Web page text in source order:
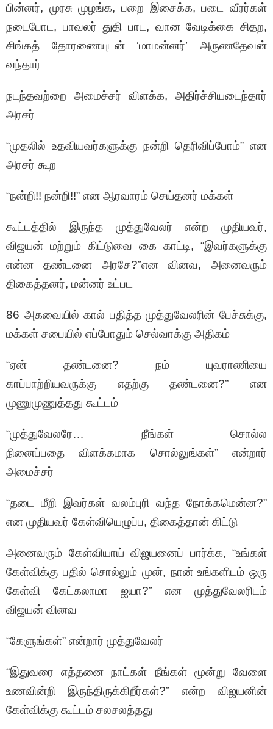
பின்னர், முரசு முழங்க, பறை இசைக்க, படை வீரர்கள்
நடைபோட, பாவலர் துதி பாட, வான வேடிக்கை சிதற,
சிங்கத் தோரணையுடன் ‘மாமன்னர்’ அருணதேவன்
வந்தார்
நடந்தவற்றை அமைச்சர் விளக்க, அதிர்ச்சியடைந்தார்
அரசர்
“முதலில் உதவியவர்களுக்கு நன்றி தெரிவிப்போம்” என
அரசர் கூற
“நன்றி!! நன்றி!!” என ஆரவாரம் செய்தனர் மக்கள்
கூட்டத்தில் இருந்த முத்துவேலர் என்ற முதியவர்,
விஜயன் மற்றும் கிட்டுவை கை காட்டி, “இவர்களுக்கு
என்ன தண்டனை அரசே?”என வினவ, அனைவரும்
திகைத்தனர், மன்னர் உட்பட
86 அகவையில் கால் பதித்த முத்துவேலரின் பேச்சுக்கு,
மக்கள் சபையில் எப்போதும் செல்வாக்கு அதிகம்
“ஏன் தண்டனை? நம் யுவராணியை
காப்பாற்றியவருக்கு எதற்கு தண்டனை?” என
முணுமுணுத்தது கூட்டம்
“முத்துவேலரே… நீங்கள் சொல்ல
நினைப்பதை விளக்கமாக சொல்லுங்கள்” என்றார்
அமைச்சர்
“தடை மீறி இவர்கள் வலம்புரி வந்த நோக்கமென்ன?”
என முதியவர் கேள்வியெழுப்ப, திகைத்தான் கிட்டு
அனைவரும் கேள்வியாய் விஜயனைப் பார்க்க, “உங்கள்
கேள்விக்கு பதில் சொல்லும் முன், நான் உங்களிடம் ஒரு
கேள்வி கேட்கலாமா ஐயா?” என முத்துவேலரிடம்
விஜயன் வினவ
“கேளுங்கள்” என்றார் முத்துவேலர்
“இதுவரை எத்தனை நாட்கள் நீங்கள் மூன்று வேளை
உணவின்றி இருந்திருக்கிறீர்கள்?” என்ற விஜயனின்
கேள்விக்கு கூட்டம் சலசலத்தது